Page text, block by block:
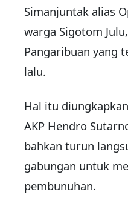
Simanjuntak alias
warga Sigotom
Pangaribuan yang
lalu.
Hal itu
AKP Hendro
bahkan turun
gabungan untuk
pembunuhan.